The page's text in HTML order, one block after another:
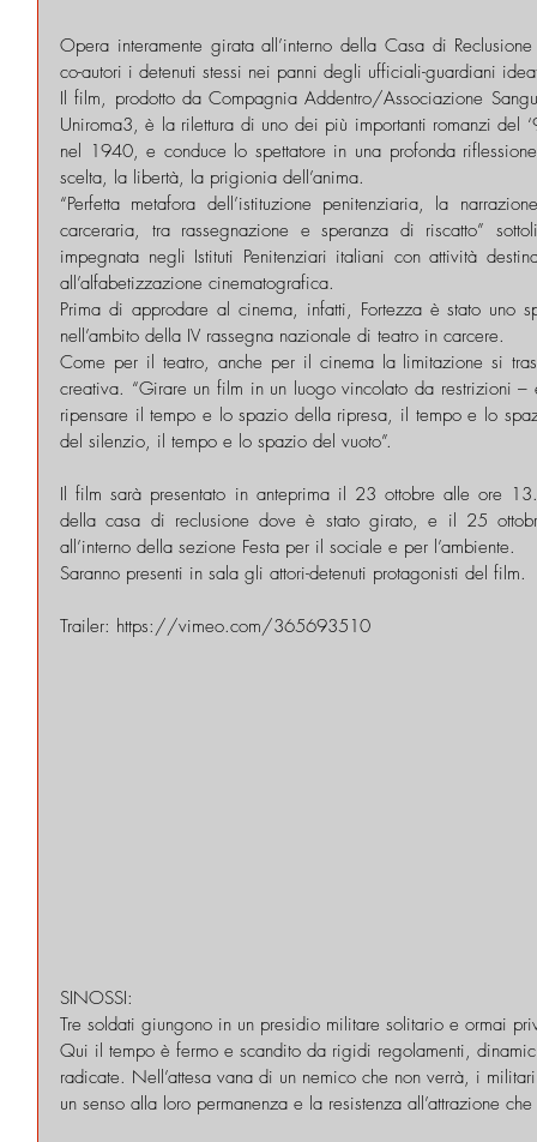
Opera interamente girata all’interno della Casa di
co-autori i detenuti stessi nei panni degli ufficiali-guardiani
Il film, prodotto da Compagnia Addentro/Associazione
Uniroma3, è la rilettura di uno dei più importanti romanzi del
nel 1940, e conduce lo spettatore in una profonda
scelta, la libertà, la prigionia dell’anima.
“Perfetta metafora dell’istituzione penitenziaria, la
carceraria, tra rassegnazione e speranza di riscatto”
impegnata negli Istituti Penitenziari italiani con attività
all’alfabetizzazione cinematografica.
Prima di approdare al cinema, infatti, Fortezza è stato uno
nell’ambito della IV rassegna nazionale di teatro in carcere.
Come per il teatro, anche per il cinema la limitazione si
creativa. “Girare un film in un luogo vincolato da restrizioni
ripensare il tempo e lo spazio della ripresa, il tempo e lo
del silenzio, il tempo e lo spazio del vuoto”.
Il film sarà presentato in anteprima il 23 ottobre alle ore
della casa di reclusione dove è stato girato, e il 25
all’interno della sezione Festa per il sociale e per l’ambiente.
Saranno presenti in sala gli attori-detenuti protagonisti del film.
Trailer: https://vimeo.com/365693510
SINOSSI:
Tre soldati giungono in un presidio militare solitario e ormai
Qui il tempo è fermo e scandito da rigidi regolamenti,
radicate. Nell’attesa vana di un nemico che non verrà, i
un senso alla loro permanenza e la resistenza all’attrazione